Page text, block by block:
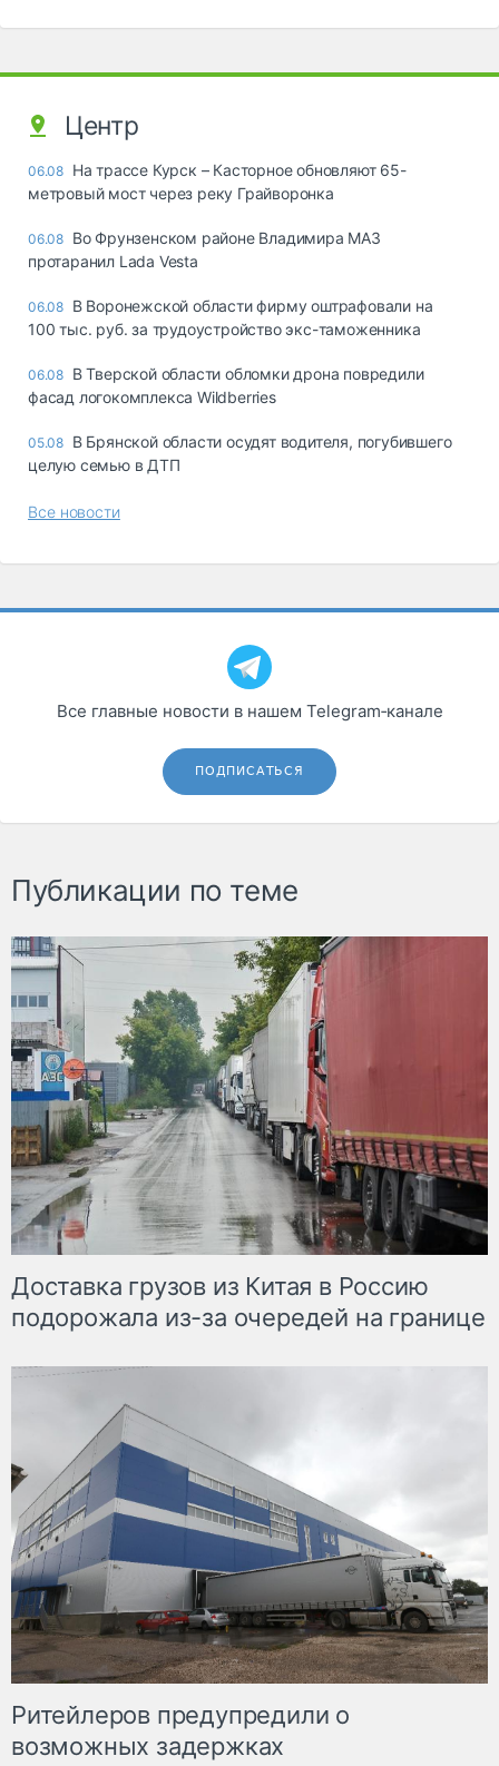
Центр
06.08 На трассе Курск – Касторное обновляют 65-
метровый мост через реку Грайворонка
06.08 Во Фрунзенском районе Владимира МАЗ
протаранил Lada Vesta
06.08 В Воронежской области фирму оштрафовали на
100 тыс. руб. за трудоустройство экс-таможенника
06.08 В Тверской области обломки дрона повредили
фасад логокомплекса Wildberries
05.08 В Брянской области осудят водителя, погубившего
целую семью в ДТП
Все новости
Все главные новости в нашем Telegram‑канале
ПОДПИСАТЬСЯ
Публикации по теме
Доставка грузов из Китая в Россию
подорожала из-за очередей на границе
Ритейлеров предупредили о
возможных задержках